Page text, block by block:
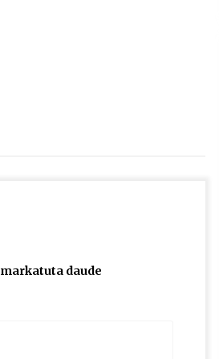
markatuta daude